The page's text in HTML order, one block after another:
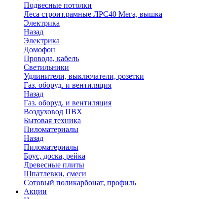
Подвесные потолки
Леса строит.рамные ЛРС40 Мега, вышка
Электрика
Назад
Электрика
Домофон
Провода, кабель
Светильники
Удлинители, выключатели, розетки
Газ. оборуд. и вентиляция
Назад
Газ. оборуд. и вентиляция
Воздуховод ПВХ
Бытовая техника
Пиломатериалы
Назад
Пиломатериалы
Брус, доска, рейка
Древесные плиты
Шпатлевки, смеси
Сотовый поликарбонат, профиль
Акции